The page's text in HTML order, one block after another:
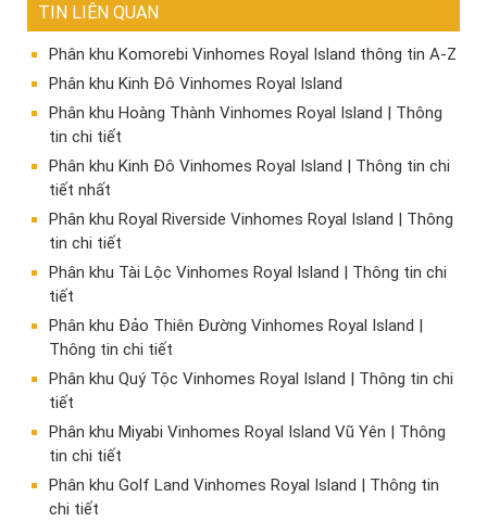
TIN LIÊN QUAN
Phân khu Komorebi Vinhomes Royal Island thông tin A-Z
Phân khu Kinh Đô Vinhomes Royal Island
Phân khu Hoàng Thành Vinhomes Royal Island | Thông
tin chi tiết
Phân khu Kinh Đô Vinhomes Royal Island | Thông tin chi
tiết nhất
Phân khu Royal Riverside Vinhomes Royal Island | Thông
tin chi tiết
Phân khu Tài Lộc Vinhomes Royal Island | Thông tin chi
tiết
Phân khu Đảo Thiên Đường Vinhomes Royal Island |
Thông tin chi tiết
Phân khu Quý Tộc Vinhomes Royal Island | Thông tin chi
tiết
Phân khu Miyabi Vinhomes Royal Island Vũ Yên | Thông
tin chi tiết
Phân khu Golf Land Vinhomes Royal Island | Thông tin
chi tiết